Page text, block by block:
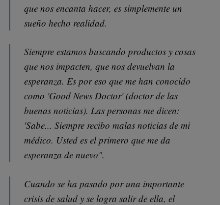
que nos encanta hacer, es simplemente un
sueño hecho realidad.
Siempre estamos buscando productos y cosas
que nos impacten, que nos devuelvan la
esperanza. Es por eso que me han conocido
como 'Good News Doctor' (doctor de las
buenas noticias). Las personas me dicen:
'Sabe... Siempre recibo malas noticias de mi
médico. Usted es el primero que me da
esperanza de nuevo".
Cuando se ha pasado por una importante
crisis de salud y se logra salir de ella, el